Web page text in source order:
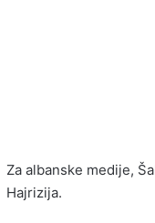
Za albanske medije,
Hajrizija.